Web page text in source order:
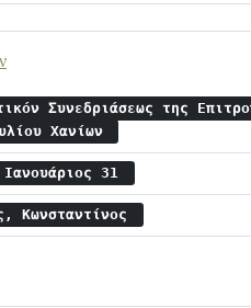
Συνεδριάσεως της
Χανίων
Ιανουάριος 31
Κωνσταντίνος